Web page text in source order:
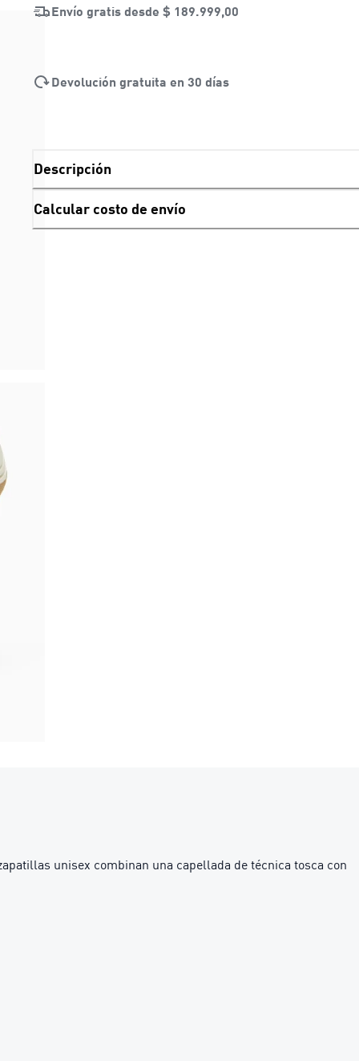
Envío gratis desde $ 189.999,00
Devolución gratuita en 30 días
Descripción
Calcular costo de envío
unisex combinan una capellada de técnica tosca con